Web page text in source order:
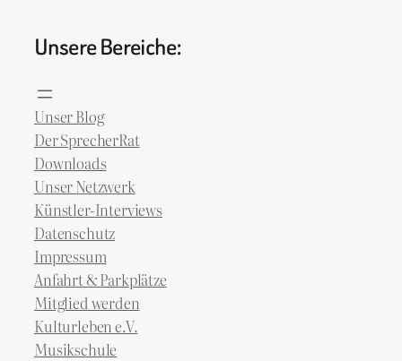
Unsere Bereiche:
Unser Blog
Der SprecherRat
Downloads
Unser Netzwerk
Künstler-Interviews
Datenschutz
Impressum
Anfahrt & Parkplätze
Mitglied werden
Kulturleben e.V.
Musikschule